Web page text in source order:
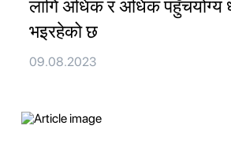
लागि अधिक र अधिक पहुँचयोग्य
भइरहेको छ
09.08.2023